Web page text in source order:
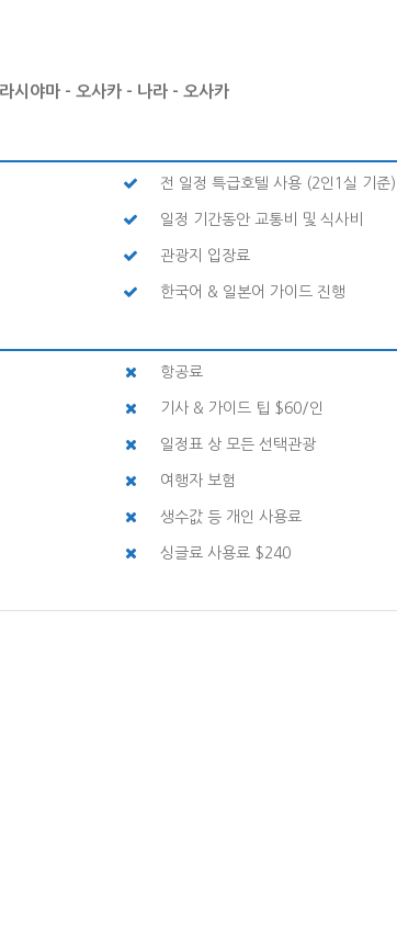
시야마 – 오사카 – 나라 – 오사카
전 일정 특급호텔 사용 (2인1실 기준)
일정 기간동안 교통비 및 식사비
관광지 입장료
한국어 & 일본어 가이드 진행
항공료
기사 & 가이드 팁 $60/인
일정표 상 모든 선택관광
여행자 보험
생수값 등 개인 사용료
싱글료 사용료 $240